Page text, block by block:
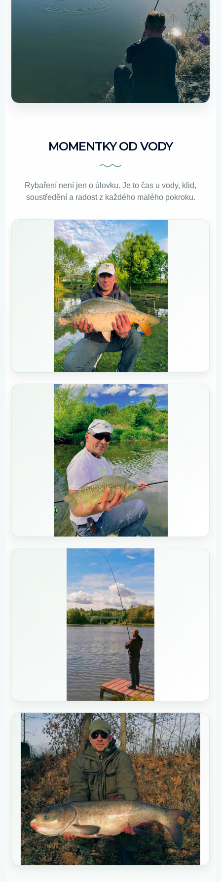
MOMENTKY OD VODY
Rybaření není jen o úlovku. Je to čas u vody, klid,
soustředění a radost z každého malého pokroku.